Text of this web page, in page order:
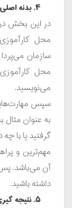
۴. بدنه اصلی
در این بخش
محل
سازمان
محل
می‌نویسید.
سپس
به عنوان مثال
گرفتید یا با
مهم‌ترین و
آن می‌باشد.
داشته باشید.
۵. نتیجه گیری و پیشنهادات